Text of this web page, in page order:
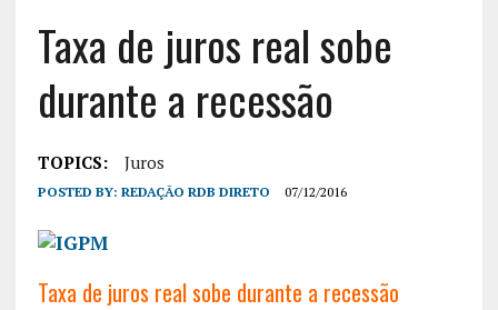
Taxa de juros real sobe
durante a recessão
TOPICS: Juros
POSTED BY: REDAÇÃO RDB DIRETO 07/12/2016
Taxa de juros real sobe durante a recessão